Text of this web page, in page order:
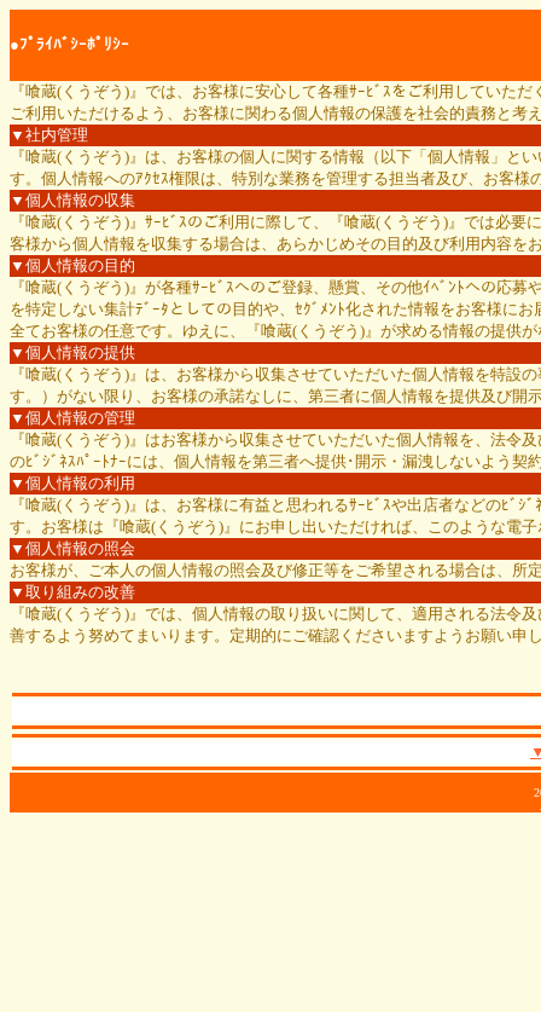
●ﾌﾟﾗｲﾊﾞｼｰﾎﾟﾘｼｰ
『喰蔵(くうぞう)』では、お客様に安心して各種ｻｰﾋﾞｽをご利用していた
ご利用いただけるよう、お客様に関わる個人情報の保護を社会的責務と考
▼社内管理
『喰蔵(くうぞう)』は、お客様の個人に関する情報（以下「個人情報」
す。個人情報へのｱｸｾｽ権限は、特別な業務を管理する担当者及び、お客
▼個人情報の収集
『喰蔵(くうぞう)』ｻｰﾋﾞｽのご利用に際して、『喰蔵(くうぞう)』では必
客様から個人情報を収集する場合は、あらかじめその目的及び利用内容
▼個人情報の目的
『喰蔵(くうぞう)』が各種ｻｰﾋﾞｽへのご登録、懸賞、その他ｲﾍﾞﾝﾄへの応
を特定しない集計ﾃﾞｰﾀとしての目的や、ｾｸﾞﾒﾝﾄ化された情報をお客様に
全てお客様の任意です。ゆえに、『喰蔵(くうぞう)』が求める情報の提供
▼個人情報の提供
『喰蔵(くうぞう)』は、お客様から収集させていただいた個人情報を特
す。）がない限り、お客様の承諾なしに、第三者に個人情報を提供及び開
▼個人情報の管理
『喰蔵(くうぞう)』はお客様から収集させていただいた個人情報を、法
のﾋﾞｼﾞﾈｽﾊﾟｰﾄﾅｰには、個人情報を第三者へ提供･開示・漏洩しないよう
▼個人情報の利用
『喰蔵(くうぞう)』は、お客様に有益と思われるｻｰﾋﾞｽや出店者などのﾋﾞ
す。お客様は『喰蔵(くうぞう)』にお申し出いただければ、このような電
▼個人情報の照会
お客様が、ご本人の個人情報の照会及び修正等をご希望される場合は、
▼取り組みの改善
『喰蔵(くうぞう)』では、個人情報の取り扱いに関して、適用される法
善するよう努めてまいります。定期的にご確認くださいますようお願い申